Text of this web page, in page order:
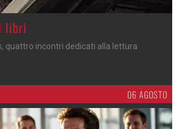
libri
quattro incontri dedicati alla lettura
06 AGOSTO